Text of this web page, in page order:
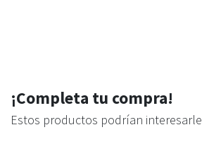
¡Completa tu compra!
Estos productos podrían interesarle